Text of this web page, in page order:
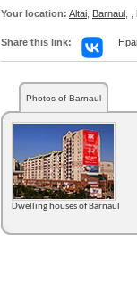
Your location: Altai Barnaul
Share this link:
Photos of Barnaul
Dwelling houses of Barnaul